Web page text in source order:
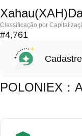
Classificação por
#4,761
POLONIEX：